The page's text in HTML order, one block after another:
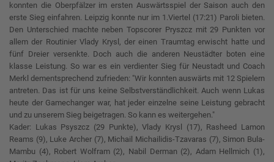
konnten die Oberpfälzer im ersten Auswärtsspiel der Saison auch den
erste Sieg einfahren. Leipzig konnte nur im 1.Viertel (17:21) Paroli bieten.
Den Unterschied machte neben Topscorer Pryszcz mit 29 Punkten vor
allem der Routinier Vlady Krysl, der einen Traumtag erwischt hatte und
fünf Dreier versenkte. Doch auch die anderen Neustädter boten eine
klasse Leistung. So war es ein verdienter Sieg für Neustadt und Coach
Merkl dementsprechend zufrieden: "Wir konnten auswärts mit 12 Spielern
antreten. Das ist für uns keine Selbstverständlichkeit. Auch wenn Lukas
heute der Gamechanger war, hat jeder einzelne seine Leistung gebracht
und zu unserem Sieg beigetragen. So kann es weitergehen."
Kader: Lukas Psyszcz (29 Punkte), Vlady Krysl (17), Rasheed Lamon
Reams (9), Luke Archer (7), Michail Michailidis-Tzavaras (7), Simon Bula-
Mambu (4), Robert Wolfram (2), Nabil Derman (2), Adam Hellmich (1),